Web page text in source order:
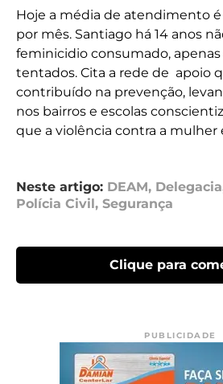
Hoje a média de atendimento
por mês. Santiago há 14 anos
feminicidio consumado,
tentados. Cita a rede de apoio
contribuído na prevenção,
nos bairros e escolas
que a violência contra a mulher
Neste artigo: DEAM, Delegacia
Polícia Civil, Segurança
Clique para
PUBLICIDADE